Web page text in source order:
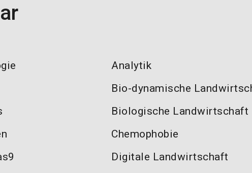
Analytik
Bio-dynamische
Biologische Landwirtschaft
Chemophobie
Digitale Landwirtschaft